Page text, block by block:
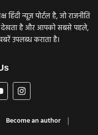
न्यूज़ पोर्टल है, जो राजनीति
देखता है और आपको सबसे पहले,
उपलब्ध कराता है।
Become an author